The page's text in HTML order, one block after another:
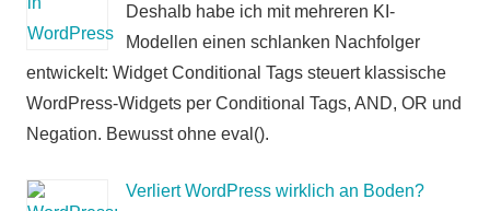
Deshalb habe ich mit mehreren KI-
Modellen einen schlanken Nachfolger
entwickelt: Widget Conditional Tags steuert klassische
WordPress-Widgets per Conditional Tags, AND, OR und
Negation. Bewusst ohne eval().
Verliert WordPress wirklich an Boden?